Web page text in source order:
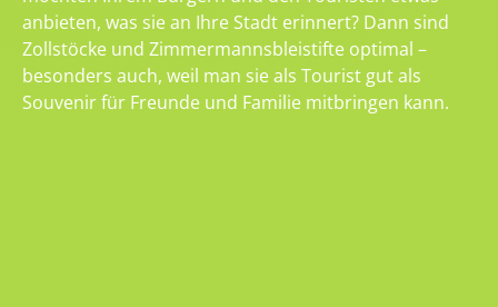
anbieten, was sie an Ihre Stadt erinnert? Dann sind
Zollstöcke und Zimmermannsbleistifte optimal –
besonders auch, weil man sie als Tourist gut als
Souvenir für Freunde und Familie mitbringen kann.